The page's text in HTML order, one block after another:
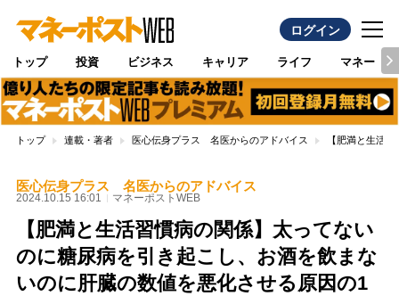
ログイン
トップ 投資 ビジネス キャリア ライフ マネー
トップ 連載・著者 医心伝身プラス 名医からのアドバイス 【肥満と生活
医心伝身プラス 名医からのアドバイス
2024.10.15 16:01 マネーポストWEB
【肥満と生活習慣病の関係】太ってない
のに糖尿病を引き起こし、お酒を飲まな
いのに肝臓の数値を悪化させる原因の1